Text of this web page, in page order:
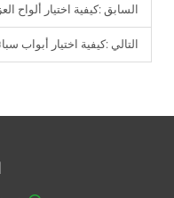
السابق :كيفية اختيار ألواح
التالي :كيفية اختيار أبواب